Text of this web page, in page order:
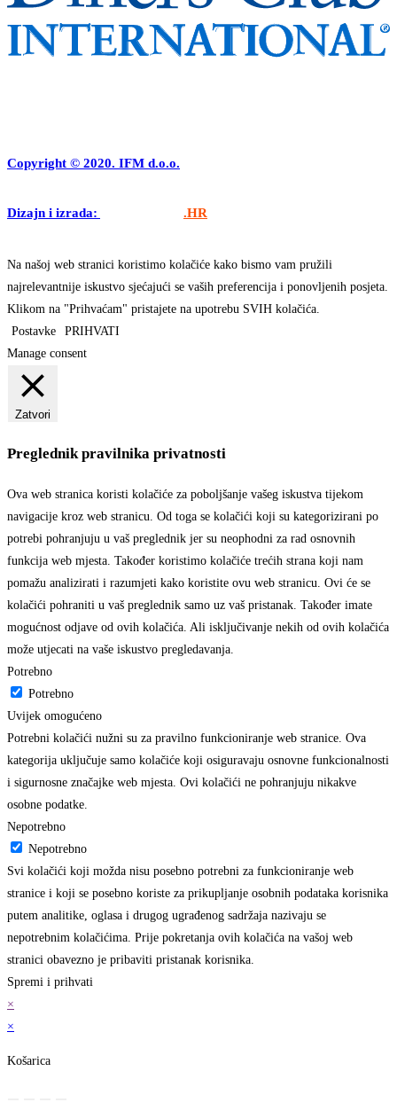
Copyright © 2020. IFM d.o.o.
Dizajn i izrada: .HR
Na našoj web stranici koristimo kolačiće kako bismo vam pružili
najrelevantnije iskustvo sjećajući se vaših preferencija i ponovljenih posjeta.
Klikom na "Prihvaćam" pristajete na upotrebu SVIH kolačića.
Postavke
PRIHVATI
Manage consent
Zatvori
Preglednik pravilnika privatnosti
Ova web stranica koristi kolačiće za poboljšanje vašeg iskustva tijekom
navigacije kroz web stranicu. Od toga se kolačići koji su kategorizirani po
potrebi pohranjuju u vaš preglednik jer su neophodni za rad osnovnih
funkcija web mjesta. Također koristimo kolačiće trećih strana koji nam
pomažu analizirati i razumjeti kako koristite ovu web stranicu. Ovi će se
kolačići pohraniti u vaš preglednik samo uz vaš pristanak. Također imate
mogućnost odjave od ovih kolačića. Ali isključivanje nekih od ovih kolačića
može utjecati na vaše iskustvo pregledavanja.
Potrebno
Potrebno
Uvijek omogućeno
Potrebni kolačići nužni su za pravilno funkcioniranje web stranice. Ova
kategorija uključuje samo kolačiće koji osiguravaju osnovne funkcionalnosti
i sigurnosne značajke web mjesta. Ovi kolačići ne pohranjuju nikakve
osobne podatke.
Nepotrebno
Nepotrebno
Svi kolačići koji možda nisu posebno potrebni za funkcioniranje web
stranice i koji se posebno koriste za prikupljanje osobnih podataka korisnika
putem analitike, oglasa i drugog ugrađenog sadržaja nazivaju se
nepotrebnim kolačićima. Prije pokretanja ovih kolačića na vašoj web
stranici obavezno je pribaviti pristanak korisnika.
Spremi i prihvati
×
×
Košarica